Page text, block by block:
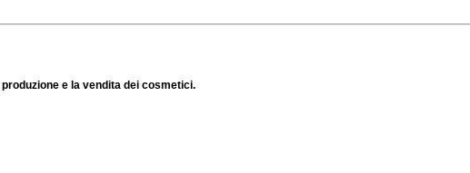
e la vendita dei cosmetici.